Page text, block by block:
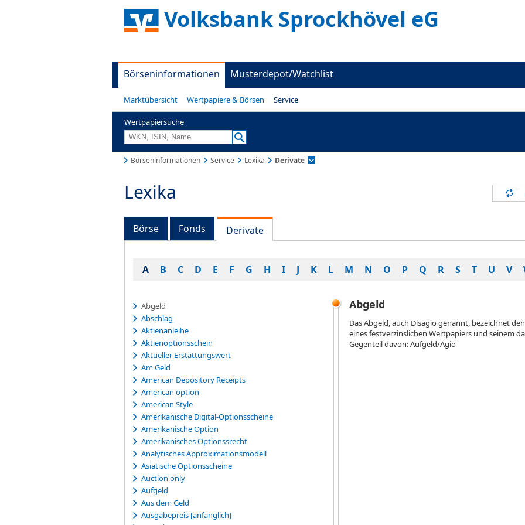
Volksbank Sprockhövel eG
Börseninformationen Musterdepot/Watchlist
Marktübersicht Wertpapiere & Börsen Service
Wertpapiersuche
Börseninformationen Service Lexika Derivate
Lexika
Börse Fonds Derivate
A B C D E F G H I J K L M N O P Q R S T U V
Abgeld
Abschlag
Aktienanleihe
Aktienoptionsschein
Aktueller Erstattungswert
Am Geld
American Depository Receipts
American option
American Style
Amerikanische Digital-Optionsscheine
Amerikanische Option
Amerikanisches Optionssrecht
Analytisches Approximationsmodell
Asiatische Optionsscheine
Auction only
Aufgeld
Aus dem Geld
Ausgabepreis [anfänglich]
Abgeld
Das Abgeld, auch Disagio genannt, bezeichnet
eines festverzinslichen Wertpapiers und seinem
Gegenteil davon: Aufgeld/Agio